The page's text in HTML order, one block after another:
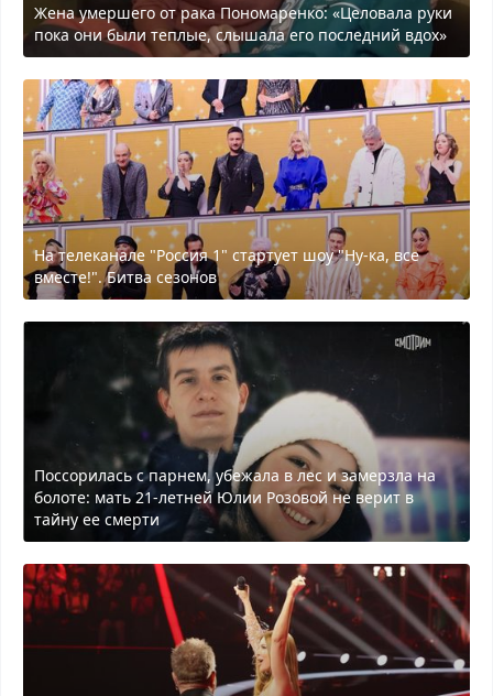
Жена умершего от рака Пономаренко: «Целовала руки
пока они были теплые, слышала его последний вдох»
На телеканале "Россия 1" стартует шоу "Ну-ка, все
вместе!". Битва сезонов
Поссорилась с парнем, убежала в лес и замерзла на
болоте: мать 21-летней Юлии Розовой не верит в
тайну ее смерти